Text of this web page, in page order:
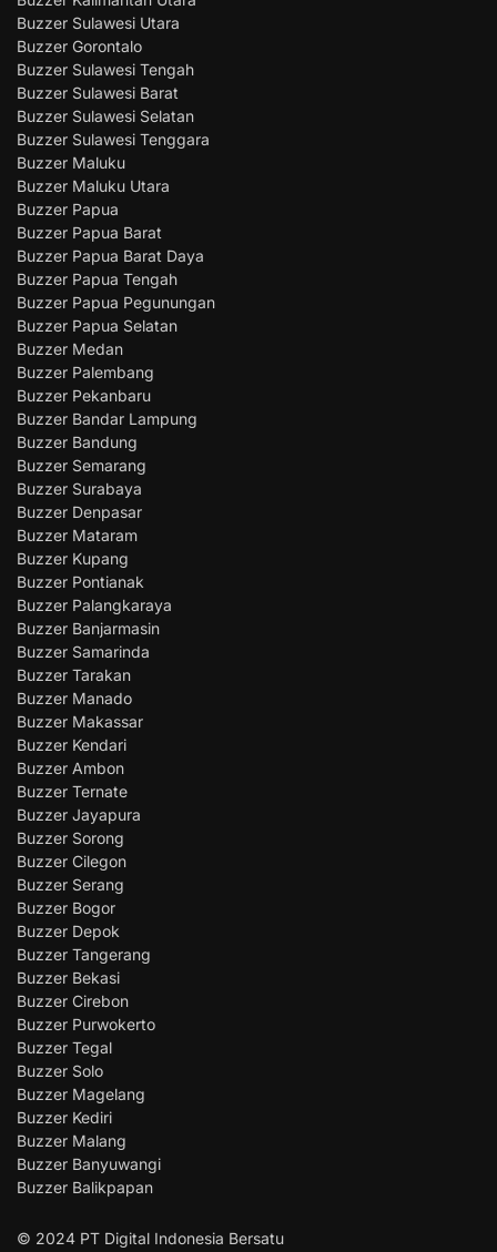
Buzzer Sulawesi Utara
Buzzer Gorontalo
Buzzer Sulawesi Tengah
Buzzer Sulawesi Barat
Buzzer Sulawesi Selatan
Buzzer Sulawesi Tenggara
Buzzer Maluku
Buzzer Maluku Utara
Buzzer Papua
Buzzer Papua Barat
Buzzer Papua Barat Daya
Buzzer Papua Tengah
Buzzer Papua Pegunungan
Buzzer Papua Selatan
Buzzer Medan
Buzzer Palembang
Buzzer Pekanbaru
Buzzer Bandar Lampung
Buzzer Bandung
Buzzer Semarang
Buzzer Surabaya
Buzzer Denpasar
Buzzer Mataram
Buzzer Kupang
Buzzer Pontianak
Buzzer Palangkaraya
Buzzer Banjarmasin
Buzzer Samarinda
Buzzer Tarakan
Buzzer Manado
Buzzer Makassar
Buzzer Kendari
Buzzer Ambon
Buzzer Ternate
Buzzer Jayapura
Buzzer Sorong
Buzzer Cilegon
Buzzer Serang
Buzzer Bogor
Buzzer Depok
Buzzer Tangerang
Buzzer Bekasi
Buzzer Cirebon
Buzzer Purwokerto
Buzzer Tegal
Buzzer Solo
Buzzer Magelang
Buzzer Kediri
Buzzer Malang
Buzzer Banyuwangi
Buzzer Balikpapan
© 2024 PT Digital Indonesia Bersatu